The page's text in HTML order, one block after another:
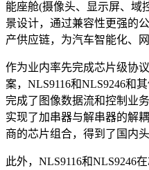
能座舱(摄像头、显示屏、域
景设计，通过兼容性更强的
产供应链，为汽车智能化、
作为业内率先完成芯片级协
案，NLS9116和NLS9246和
完成了图像数据流和控制业
实现了加串器与解串器的解
商的芯片组合，得到了国内
此外，NLS9116和NLS9246